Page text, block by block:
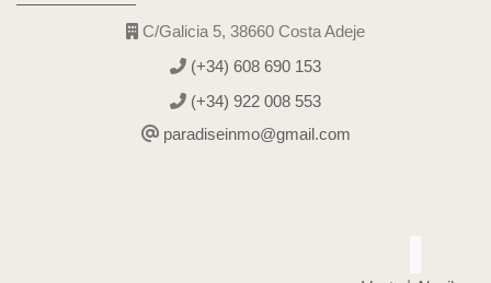
C/Galicia 5, 38660 Costa Adeje
(+34) 608 690 153
(+34) 922 008 553
paradiseinmo@gmail.com